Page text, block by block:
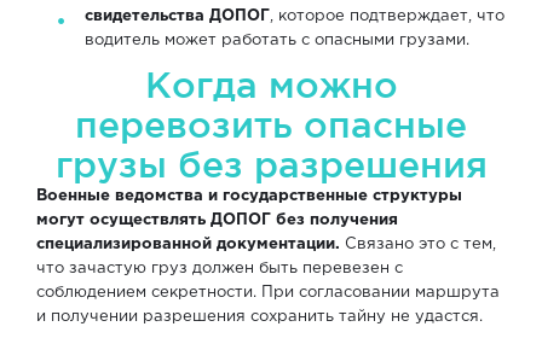
свидетельства ДОПОГ
, которое подтверждает, что
водитель может работать с опасными грузами.
Когда можно
перевозить опасные
грузы без разрешения
Военные ведомства и государственные структуры
могут осуществлять ДОПОГ без получения
специализированной документации. Связано это с тем,
что зачастую груз должен быть перевезен с
соблюдением секретности. При согласовании маршрута
и получении разрешения сохранить тайну не удастся.